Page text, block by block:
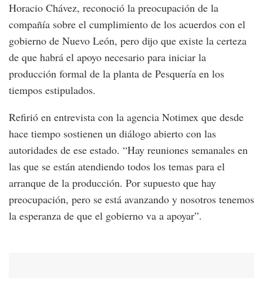
Horacio Chávez, reconoció la preocupación de la
compañía sobre el cumplimiento de los acuerdos con el
gobierno de Nuevo León, pero dijo que existe la certeza
de que habrá el apoyo necesario para iniciar la
producción formal de la planta de Pesquería en los
tiempos estipulados.
Refirió en entrevista con la agencia Notimex que desde
hace tiempo sostienen un diálogo abierto con las
autoridades de ese estado. “Hay reuniones semanales en
las que se están atendiendo todos los temas para el
arranque de la producción. Por supuesto que hay
preocupación, pero se está avanzando y nosotros tenemos
la esperanza de que el gobierno va a apoyar”.